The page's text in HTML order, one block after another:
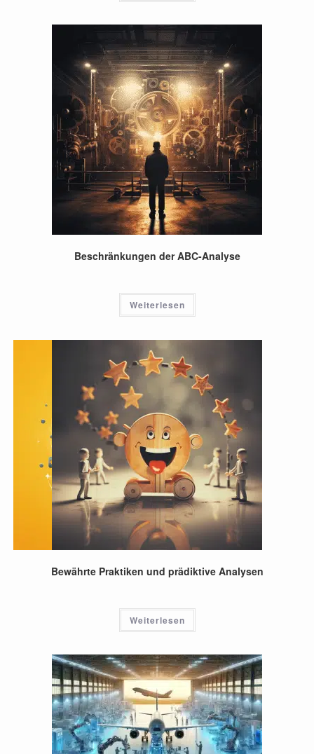
Beschränkungen der ABC-Analyse
Weiterlesen
Bewährte Praktiken und prädiktive Analysen
Weiterlesen